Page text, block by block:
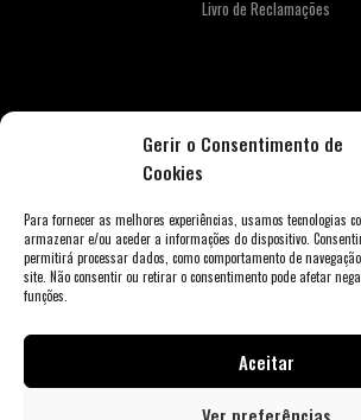
Gerir o Consentimento de
Cookies
Para fornecer as melhores experiências, usamos tecnologias
armazenar e/ou aceder a informações do dispositivo.
permitirá processar dados, como comportamento de
site. Não consentir ou retirar o consentimento pode afetar
funções.
Aceitar
Ver preferências
Livro de Reclamações
Copyright © 2026 Weber Store Porto. Todos os